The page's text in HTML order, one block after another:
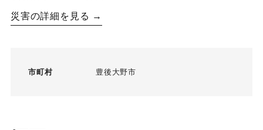
災害の詳細を見る →
市町村 豊後大野市